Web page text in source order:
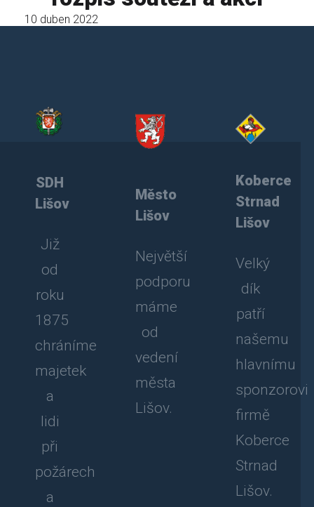
10 duben 2022
SDH
Lišov
Již
od
roku
1875
chráníme
majetek
a
lidi
při
požárech
a
Město
Lišov
Největší
podporu
máme
od
vedení
města
Lišov.
Koberce
Strnad
Lišov
Velký
dík
patří
našemu
hlavnímu
sponzorovi
firmě
Koberce
Strnad
Lišov.